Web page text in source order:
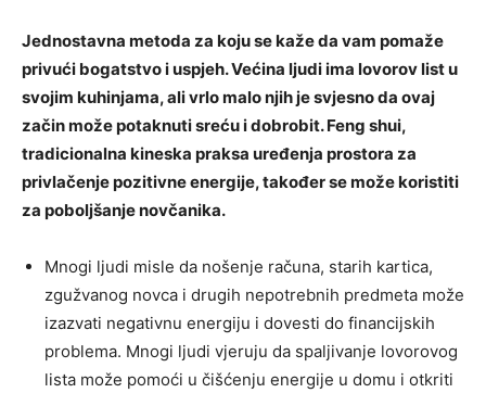
Jednostavna metoda za koju se kaže da vam pomaže
privući bogatstvo i uspjeh. Većina ljudi ima lovorov list u
svojim kuhinjama, ali vrlo malo njih je svjesno da ovaj
začin može potaknuti sreću i dobrobit. Feng shui,
tradicionalna kineska praksa uređenja prostora za
privlačenje pozitivne energije, također se može koristiti
za poboljšanje novčanika.
Mnogi ljudi misle da nošenje računa, starih kartica,
zgužvanog novca i drugih nepotrebnih predmeta može
izazvati negativnu energiju i dovesti do financijskih
problema. Mnogi ljudi vjeruju da spaljivanje lovorovog
lista može pomoći u čišćenju energije u domu i otkriti